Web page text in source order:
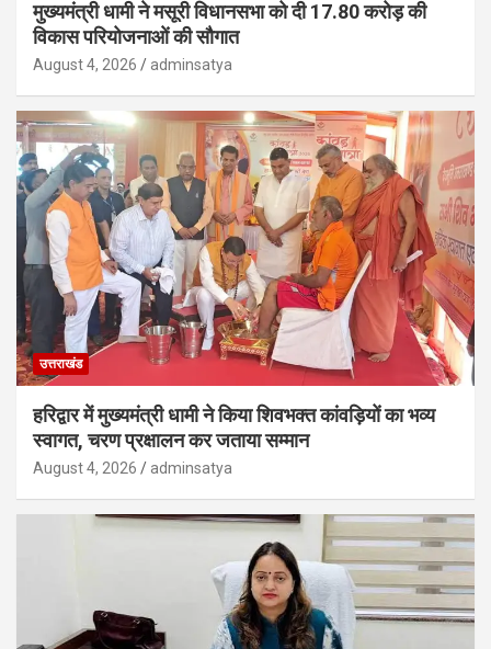
मुख्यमंत्री धामी ने मसूरी विधानसभा को दी 17.80 करोड़ की
विकास परियोजनाओं की सौगात
August 4, 2026 adminsatya
उत्तराखंड
हरिद्वार में मुख्यमंत्री धामी ने किया शिवभक्त कांवड़ियों का भव्य
स्वागत, चरण प्रक्षालन कर जताया सम्मान
August 4, 2026 adminsatya